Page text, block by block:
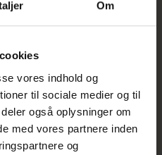
Om
vores indhold og
til sociale medier og til
også oplysninger om
med vores partnere inden
og
AUGUST